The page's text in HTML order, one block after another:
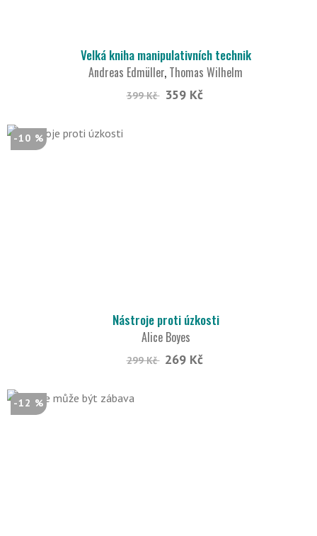
Velká kniha manipulativních technik
Andreas Edmüller, Thomas Wilhelm
399 Kč 359 Kč
-10 %
Nástroje proti úzkosti
Alice Boyes
299 Kč 269 Kč
-12 %